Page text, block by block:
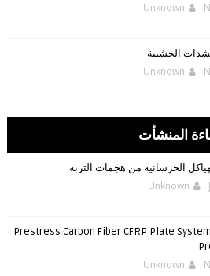
Unknown
الخشبية
Unknown
المنشأت
الخرسانية من هجمات التربة
Unknown
Prestress Carbon Fiber CFRP Plate
Unknown